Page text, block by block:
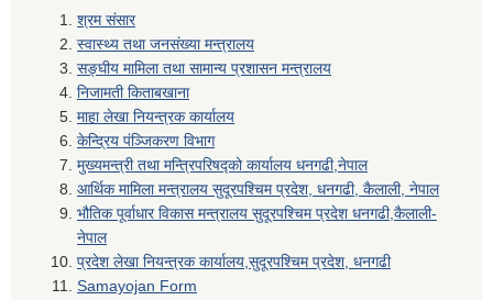
श्रम संसार
स्वास्थ्य तथा जनसंख्या मन्त्रालय
सङ्घीय मामिला तथा सामान्य प्रशासन मन्त्रालय
निजामती किताबखाना
माहा लेखा नियन्त्रक कार्यालय
केन्द्रिय पंञ्जिकरण विभाग
मुख्यमन्त्री तथा मन्त्रिपरिषद्को कार्यालय धनगढी,नेपाल
आर्थिक मामिला मन्त्रालय सुदूरपश्चिम प्रदेश, धनगढी, कैलाली, नेपाल
भौतिक पूर्वाधार विकास मन्त्रालय सुदूरपश्चिम प्रदेश धनगढी,कैलाली-
नेपाल
प्रदेश लेखा नियन्त्रक कार्यालय,सुदूरपश्चिम प्रदेश, धनगढी
Samayojan Form